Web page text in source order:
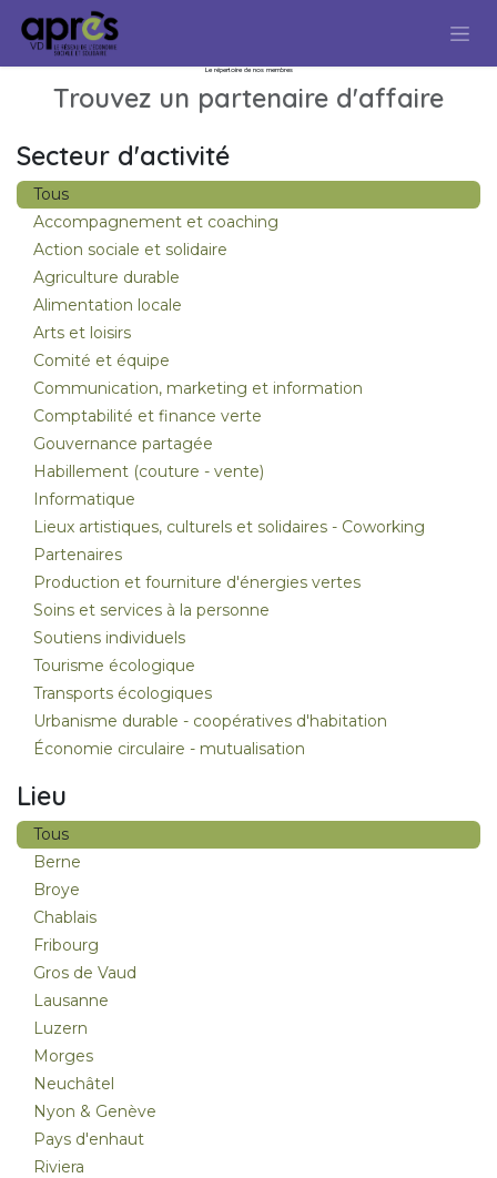
Se rendre au contenu
Le répertoire de nos membres
Trouvez un partenaire d'affaire
Secteur d'activité
Tous
Accompagnement et coaching
Action sociale et solidaire
Agriculture durable
Alimentation locale
Arts et loisirs
Comité et équipe
Communication, marketing et information
Comptabilité et finance verte
Gouvernance partagée
Habillement (couture - vente)
Informatique
Lieux artistiques, culturels et solidaires - Coworking
Partenaires
Production et fourniture d'énergies vertes
Soins et services à la personne
Soutiens individuels
Tourisme écologique
Transports écologiques
Urbanisme durable - coopératives d'habitation
Économie circulaire - mutualisation
Lieu
Tous
Berne
Broye
Chablais
Fribourg
Gros de Vaud
Lausanne
Luzern
Morges
Neuchâtel
Nyon & Genève
Pays d'enhaut
Riviera